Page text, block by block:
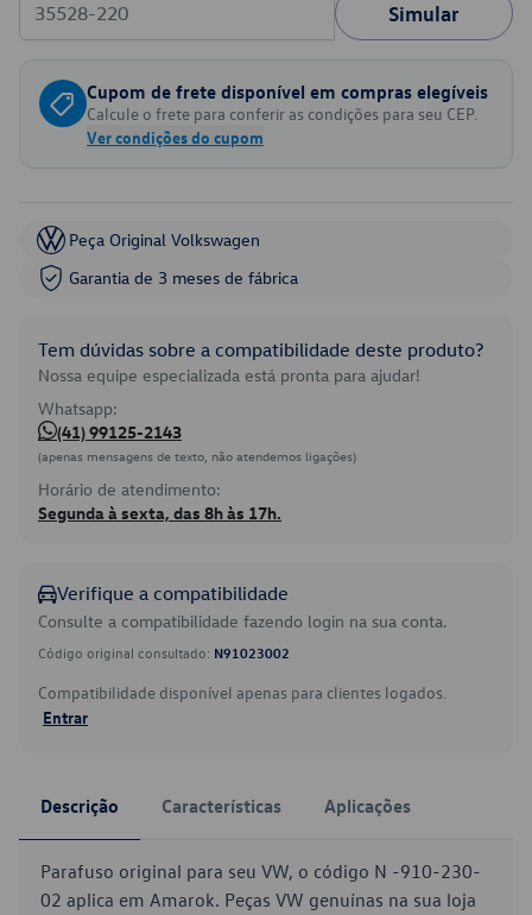
Simular
Cupom de frete disponível em compras elegíveis
Calcule o frete para conferir as condições para seu CEP.
Ver condições do cupom
Peça Original Volkswagen
Garantia de 3 meses de fábrica
Tem dúvidas sobre a compatibilidade deste produto?
Nossa equipe especializada está pronta para ajudar!
Whatsapp:
(41) 99125-2143
(apenas mensagens de texto, não atendemos ligações)
Horário de atendimento:
Segunda à sexta, das 8h às 17h.
Verifique a compatibilidade
Consulte a compatibilidade fazendo login na sua conta.
Código original consultado: N91023002
Compatibilidade disponível apenas para clientes logados.
Entrar
Descrição Características Aplicações
Parafuso original para seu VW, o código N -910-230-
02 aplica em Amarok. Peças VW genuínas na sua loja